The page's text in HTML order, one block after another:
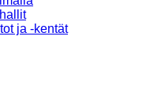
ja -kentät